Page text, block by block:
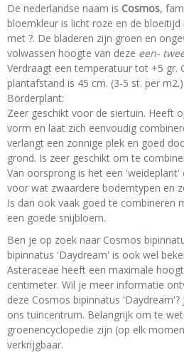
De nederlandse naam is Cosmos,
bloemkleur is licht roze en de
met ?. De bladeren zijn groen en
volwassen hoogte van deze een-
Verdraagt een temperatuur tot +5 gr.
plantafstand is 45 cm. (3-5 st. per
Borderplant:
Zeer geschikt voor de siertuin. Heeft
vorm en laat zich eenvoudig
verlangt een zonnige plek en goed
grond. Is zeer geschikt om te
Van oorsprong is het een
voor wat zwaardere bodemtypen en
Is dan ook vaak goed te combineren
een goede snijbloem.
Ben je op zoek naar Cosmos
bipinnatus 'Daydream' is ook wel
Asteraceae heeft een maximale
centimeter. Wil je meer informatie
deze Cosmos bipinnatus
ons tuincentrum. Belangrijk om te
groenencyclopedie zijn (op elk
verkrijgbaar.